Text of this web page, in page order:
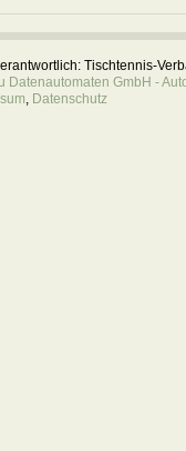
Tischtennis-
Datenautomaten GmbH -
, Datenschutz